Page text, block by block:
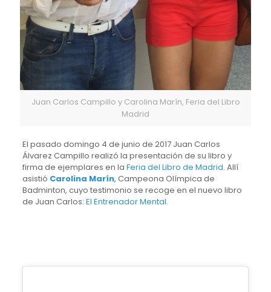
Juan Carlos Campillo y Carolina Marín, Feria del Libro
Madrid
El pasado domingo 4 de junio de 2017 Juan Carlos
Álvarez Campillo realizó la presentación de su libro y
firma de ejemplares en la Feria del Libro de Madrid. Allí
asistió Carolina Marín, Campeona Olímpica de
Badminton, cuyo testimonio se recoge en el nuevo libro
de Juan Carlos: El Entrenador Mental.